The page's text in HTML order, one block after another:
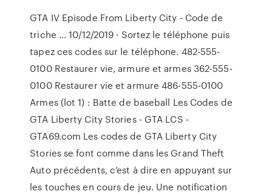
GTA IV Episode From Liberty City - Code de
triche ... 10/12/2019 · Sortez le téléphone puis
tapez ces codes sur le téléphone. 482-555-
0100 Restaurer vie, armure et armes 362-555-
0100 Restaurer vie et armure 486-555-0100
Armes (lot 1) : Batte de baseball Les Codes de
GTA Liberty City Stories - GTA LCS -
GTA69.com Les codes de GTA Liberty City
Stories se font comme dans les Grand Theft
Auto précédents, c’est à dire en appuyant sur
les touches en cours de jeu. Une notification